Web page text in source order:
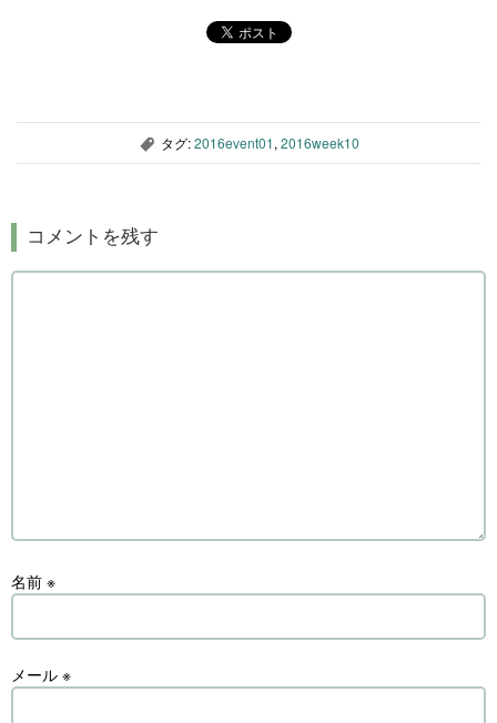
, タグ:2016event01, 2016week10
コメントを残す
名前 ※
メール ※